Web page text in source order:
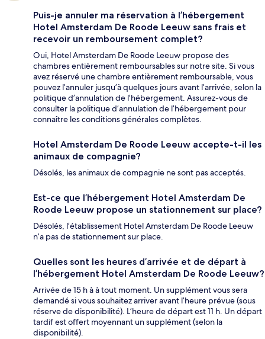
Puis-je annuler ma réservation à l’hébergement
Hotel Amsterdam De Roode Leeuw sans frais et
recevoir un remboursement complet?
Oui, Hotel Amsterdam De Roode Leeuw propose des
chambres entièrement remboursables sur notre site. Si vous
avez réservé une chambre entièrement remboursable, vous
pouvez l’annuler jusqu’à quelques jours avant l’arrivée, selon la
politique d’annulation de l’hébergement. Assurez-vous de
consulter la politique d’annulation de l’hébergement pour
connaître les conditions générales complètes.
Hotel Amsterdam De Roode Leeuw accepte-t-il les
animaux de compagnie?
Désolés, les animaux de compagnie ne sont pas acceptés.
Est-ce que l’hébergement Hotel Amsterdam De
Roode Leeuw propose un stationnement sur place?
Désolés, l’établissement Hotel Amsterdam De Roode Leeuw
n’a pas de stationnement sur place.
Quelles sont les heures d’arrivée et de départ à
l’hébergement Hotel Amsterdam De Roode Leeuw?
Arrivée de 15 h à à tout moment. Un supplément vous sera
demandé si vous souhaitez arriver avant l’heure prévue (sous
réserve de disponibilité). L’heure de départ est 11 h. Un départ
tardif est offert moyennant un supplément (selon la
disponibilité).